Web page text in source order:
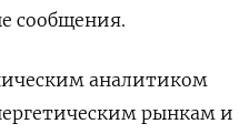
сообщения.
аналитиком
рынкам и